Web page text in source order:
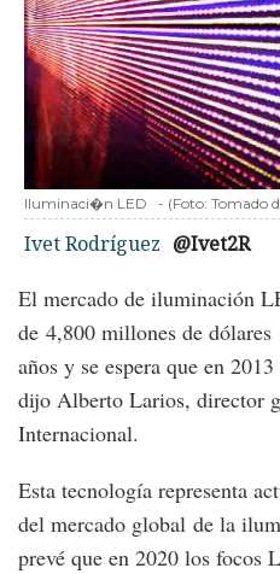
Iluminaci�n LED - (Foto: Tomado
Ivet Rodríguez @Ivet2R
El mercado de iluminación
de 4,800 millones de
años y se espera que en
dijo Alberto Larios, director
Internacional.
Esta tecnología representa
del mercado global de la
prevé que en 2020 los focos